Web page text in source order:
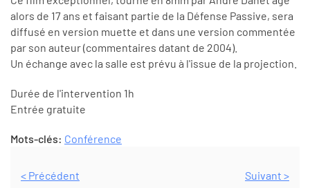
alors de 17 ans et faisant partie de la Défense Passive, sera
diffusé en version muette et dans une version commentée
par son auteur (commentaires datant de 2004).
Un échange avec la salle est prévu à l'issue de la projection.
Durée de l'intervention 1h
Entrée gratuite
Mots-clés: Conférence
< Précédent Suivant >